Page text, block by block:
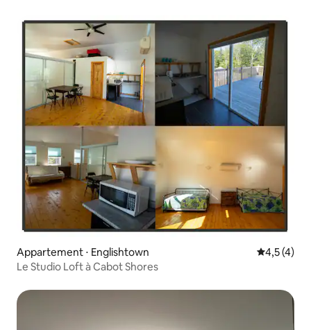
Appartement ⋅ Englishtown Évaluation
4,5 (4)
Le Studio Loft à Cabot Shores